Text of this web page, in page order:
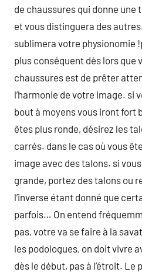
de chaussures qui donne une
et vous distinguera des
sublimera votre physionomie
plus conséquent dès lors que
chaussures est de prêter
l’harmonie de votre image. si
bout à moyens vous iront fort
êtes plus ronde, désirez les
carrés. dans le cas où vous
image avec des talons. si
grande, portez des talons ou
l’inverse étant donné que
parfois… On entend
pas, votre va se faire à la
les podologues, on doit vivre
dès le début, pas à l’étroit. Le